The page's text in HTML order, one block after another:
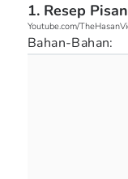
1. Resep
Youtube.com/
Bahan-Bahan: